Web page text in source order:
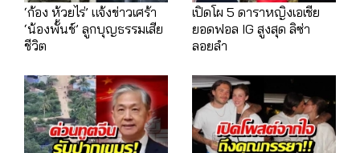
‘ก้อง ห้วยไร่’ แจ้งข่าวเศร้า
‘น้องพั้นช์’ ลูกบุญธรรมเสีย
ชีวิต
เปิดโผ 5 ดาราหญิงเอเชีย
ยอดฟอล IG สูงสุด ลิซ่า
ลอยลำ